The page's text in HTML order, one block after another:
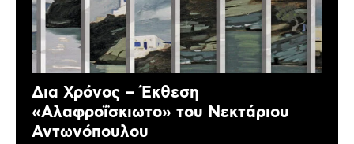
Δια Χρόνος – Έκθεση
«Αλαφροΐσκιωτο» του Νεκτάριου
Αντωνόπουλου